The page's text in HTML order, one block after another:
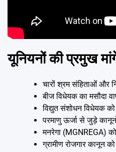
यूनियनों की प्रमुख
चारों श्रम संहिताओं और
बीज विधेयक का मसौदा
विद्युत संशोधन विधेयक
परमाणु ऊर्जा से जुड़े
मनरेगा (MGNREGA)
ग्रामीण रोजगार कानून को